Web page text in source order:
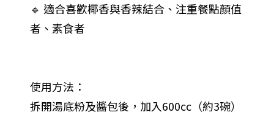
🔹 適合喜歡椰香與香辣結合、注重餐點顏值
者、素食者
使用方法：
拆開湯底粉及醬包後，加入600cc（約3碗）